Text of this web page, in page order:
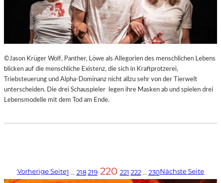
©Jason Krüger Wolf, Panther, Löwe als Allegorien des menschlichen Lebens
blicken auf die menschliche Existenz, die sich in Kraftprotzerei,
Triebsteuerung und Alpha-Dominanz nicht allzu sehr von der Tierwelt
unterscheiden. Die drei Schauspieler legen ihre Masken ab und spielen drei
Lebensmodelle mit dem Tod am Ende.
Vorherige Seite1 … 218 219 220 221 222 … 230Nächste Seite